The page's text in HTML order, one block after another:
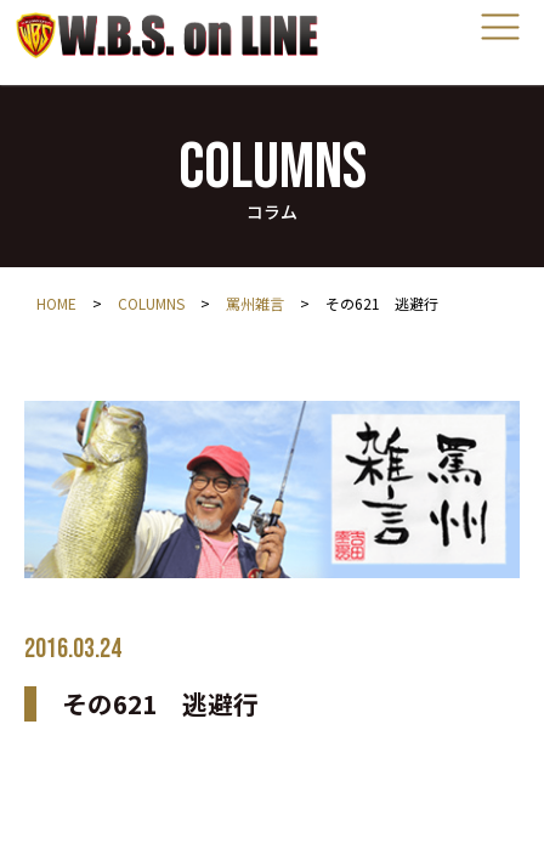
COLUMNS
コラム
HOME > COLUMNS > 罵州雑言 > その621 逃避行
2016.03.24
その621 逃避行